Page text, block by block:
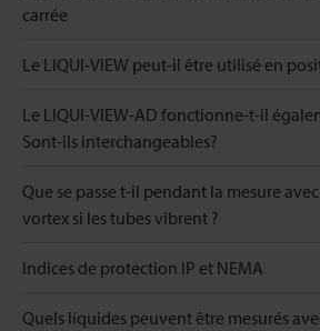
carrée
Le LIQUI-VIEW peut-il être utilisé en
Le LIQUI-VIEW-AD fonctionne-t-il
Sont-ils interchangeables?
Que se passe t-il pendant la mesure
vortex si les tubes vibrent ?
Indices de protection IP et NEMA
Quels liquides peuvent être mesurés